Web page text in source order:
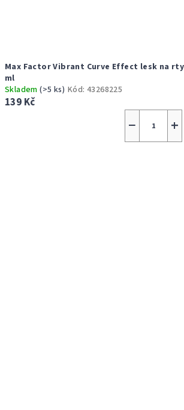
Max Factor Vibrant Curve Effect lesk na
ml
Skladem(>5 ks) Kód:43268225
139 Kč
+
−